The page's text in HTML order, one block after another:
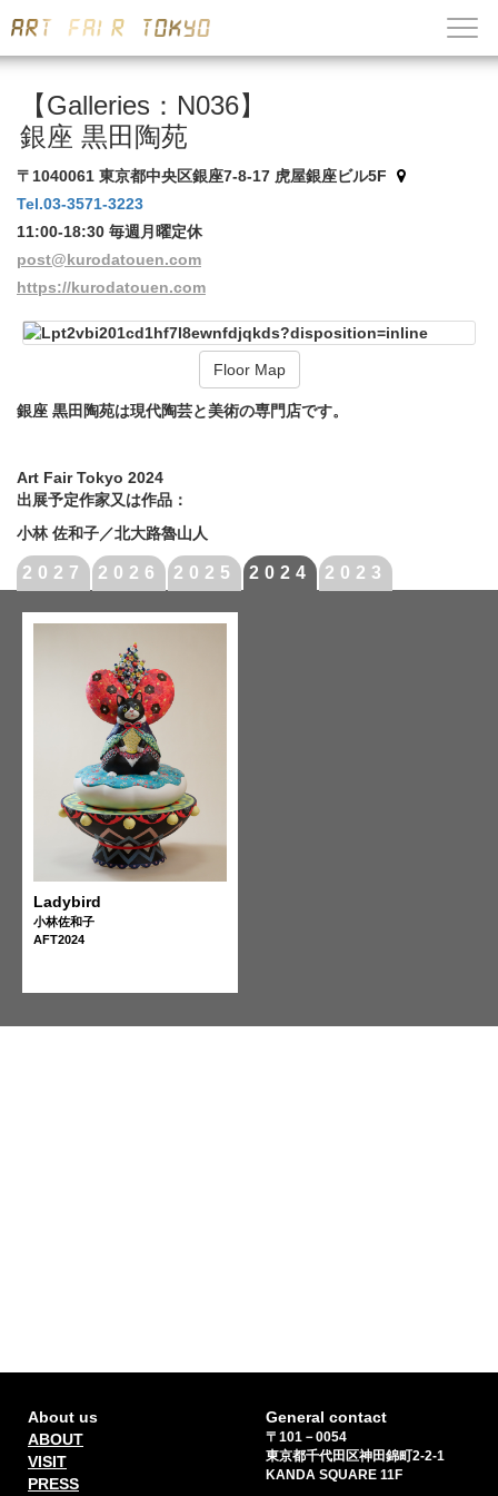
【Galleries：N036】
銀座 黒田陶苑
〒1040061 東京都中央区銀座7-8-17 虎屋銀座ビル5F
Tel.03-3571-3223
11:00-18:30 毎週月曜定休
post@kurodatouen.com
https://kurodatouen.com
Floor Map
銀座 黒田陶苑は現代陶芸と美術の専門店です。
Art Fair Tokyo 2024
出展予定作家又は作品：
小林 佐和子／北大路魯山人
2027 2026 2025 2024 2023
Ladybird
小林佐和子
AFT2024
About us
ABOUT
VISIT
PRESS
General contact
〒101－0054
東京都千代田区神田錦町2-2-1
KANDA SQUARE 11F